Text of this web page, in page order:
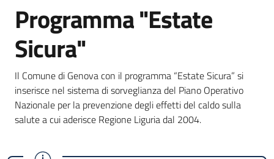
Programma "Estate
Sicura"
Il Comune di Genova con il programma “Estate Sicura” si
inserisce nel sistema di sorveglianza del Piano Operativo
Nazionale per la prevenzione degli effetti del caldo sulla
salute a cui aderisce Regione Liguria dal 2004.